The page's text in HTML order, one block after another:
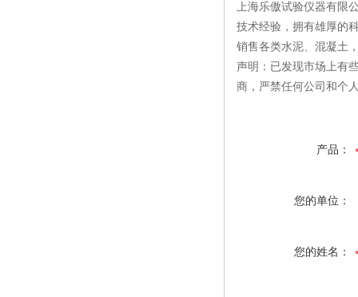
上海乐傲试验仪器有限
技术经验，拥有雄厚的
销售各类水泥、混凝土
声明：已发现市场上有
商，严禁任何公司和个
产品：
您的单位：
您的姓名：